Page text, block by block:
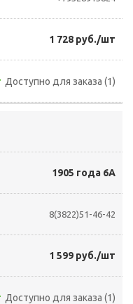
1 728 руб./шт
Доступно для заказа (1)
1905 года 6А
8(3822)51-46-42
1 599 руб./шт
Доступно для заказа (1)